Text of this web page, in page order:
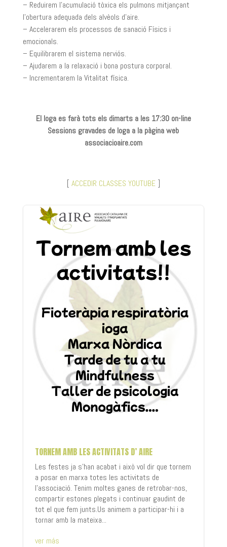
– Reduirem l’acumulació tòxica els pulmons mitjançant
l’obertura adequada dels alvèols d’aire.
– Accelerarem els processos de sanació Físics i
emocionals.
– Equilibrarem el sistema nerviós.
– Ajudarem a la relaxació i bona postura corporal.
– Incrementarem la Vitalitat física.
El Ioga es farà tots els dimarts a les 17:30 on-line
Sessions gravades de Ioga a la pàgina web
associacioaire.com
[ ACCEDIR CLASSES YOUTUBE]
TORNEM AMB LES ACTIVITATS D’ AIRE
Les festes ja s’han acabat i això vol dir que tornem
a posar en marxa totes les activitats de
l’associació. Tenim moltes ganes de retrobar-nos,
compartir estones plegats i continuar gaudint de
tot el que fem junts.Us animem a participar-hi i a
tornar amb la mateixa...
ver más